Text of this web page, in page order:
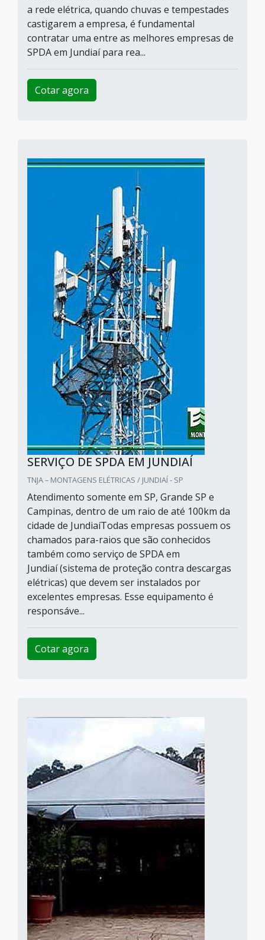
a rede elétrica, quando chuvas e tempestades
castigarem a empresa, é fundamental
contratar uma entre as melhores empresas de
SPDA em Jundiaí para rea...
Cotar agora
SERVIÇO DE SPDA EM JUNDIAÍ
TNJA – MONTAGENS ELÉTRICAS / JUNDIAÍ - SP
Atendimento somente em SP, Grande SP e
Campinas, dentro de um raio de até 100km da
cidade de JundiaíTodas empresas possuem os
chamados para-raios que são conhecidos
também como serviço de SPDA em
Jundiaí (sistema de proteção contra descargas
elétricas) que devem ser instalados por
excelentes empresas. Esse equipamento é
responsáve...
Cotar agora